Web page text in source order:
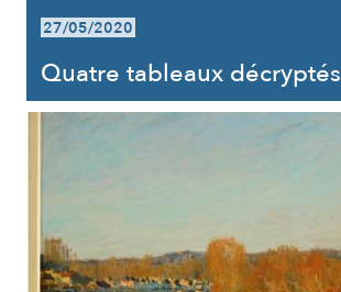
27/05/2020
Quatre tableaux décryptés